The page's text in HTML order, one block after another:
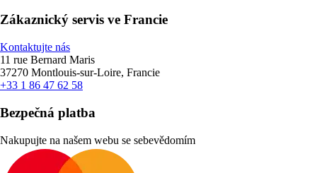
Zákaznický servis ve Francie
Kontaktujte nás
11 rue Bernard Maris
37270 Montlouis-sur-Loire, Francie
+33 1 86 47 62 58
Bezpečná platba
Nakupujte na našem webu se sebevědomím